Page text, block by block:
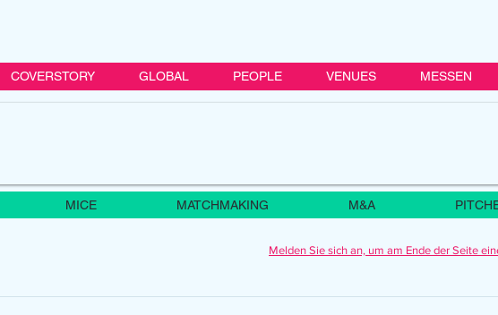
COVERSTORY GLOBAL PEOPLE VENUES MESSEN
MICE MATCHMAKING M&A
Melden Sie sich an, um am Ende der Seite